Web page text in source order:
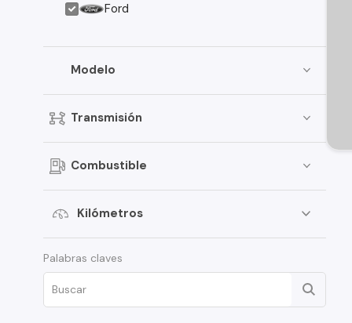
Ford
Modelo
Transmisión
Combustible
Kilómetros
Palabras claves